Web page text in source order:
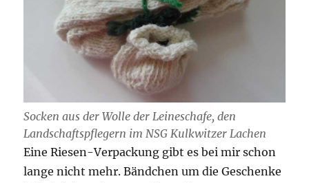
Socken aus der Wolle der Leineschafe, den
Landschaftspflegern im NSG Kulkwitzer Lachen
Eine Riesen-Verpackung gibt es bei mir schon
lange nicht mehr. Bändchen um die Geschenke